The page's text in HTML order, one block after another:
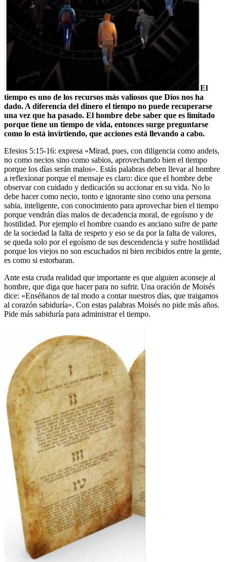
El
tiempo es uno de los recursos más valiosos que Dios nos ha
dado. A diferencia del dinero el tiempo no puede recuperarse
una vez que ha pasado. El hombre debe saber que es limitado
porque tiene un tiempo de vida, entonces surge preguntarse
como lo está invirtiendo, que acciones está llevando a cabo.
Efesios 5:15-16: expresa «Mirad, pues, con diligencia como andeis,
no como necios sino como sabios, aprovechando bien el tiempo
porque los días serán malos». Estás palabras deben llevar al hombre
a reflexionar porque el mensaje es claro: dice que el hombre debe
observar con cuidado y dedicación su accionar en su vida. No lo
debe hacer como necio, tonto e ignorante sino como una persona
sabia, inteligente, con conocimiento para aprovechar bien el tiempo
porque vendrán días malos de decadencia moral, de egoísmo y de
hostilidad. Por ejemplo el hombre cuando es anciano sufre de parte
de la sociedad la falta de respeto y eso se da por la falta de valores,
se queda solo por el egoísmo de sus descendencia y sufre hostilidad
porque los viejos no son escuchados ni bien recibidos entre la gente,
es como si estorbaran.
Ante esta cruda realidad que importante es que alguien aconseje al
hombre, que diga que hacer para no sufrir. Una oración de Moisés
dice: «Enséñanos de tal modo a contar nuestros días, que traigamos
al corazón sabiduría». Con estas palabras Moisés no pide más años.
Pide más sabiduría para administrar el tiempo.